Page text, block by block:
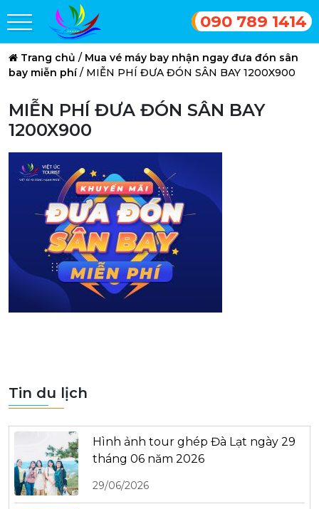
090 789 1414
Trang chủ / Mua vé máy bay nhận ngay đưa đón sân
bay miễn phí/ MIỄN PHÍ ĐƯA ĐÓN SÂN BAY 1200X900
MIỄN PHÍ ĐƯA ĐÓN SÂN BAY
1200X900
Tin du lịch
Hình ảnh tour ghép Đà Lạt ngày 29
tháng 06 năm 2026
29/06/2026